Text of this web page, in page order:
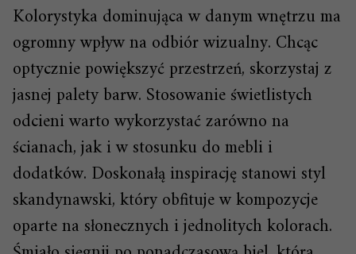
Kolorystyka dominująca w danym wnętrzu ma
ogromny wpływ na odbiór wizualny. Chcąc
optycznie powiększyć przestrzeń, skorzystaj z
jasnej palety barw. Stosowanie świetlistych
odcieni warto wykorzystać zarówno na
ścianach, jak i w stosunku do mebli i
dodatków. Doskonałą inspirację stanowi styl
skandynawski, który obfituje w kompozycje
oparte na słonecznych i jednolitych kolorach.